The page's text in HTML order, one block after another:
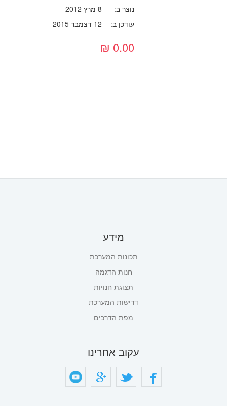
נוצר ב:
8 מרץ 2012
עודכן ב:
12 דצמבר 2015
0.00 ₪
מידע
תכונות המערכת
חנות הדגמה
תצוגת חנויות
דרישות המערכת
מפת הדרכים
עקוב אחרינו